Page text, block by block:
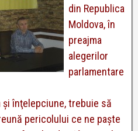
din Republica
Moldova, în
preajma
alegerilor
parlamentare
înţelepciune, trebuie să
pericolului ce ne paşte